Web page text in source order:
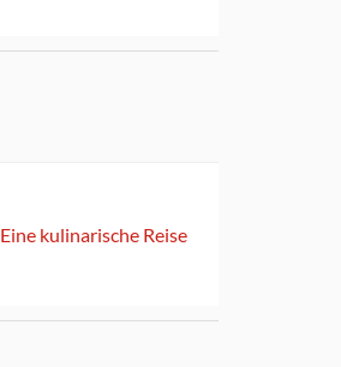
Eine kulinarische Reise